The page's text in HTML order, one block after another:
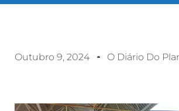
Outubro 9, 2024 O Diário Do